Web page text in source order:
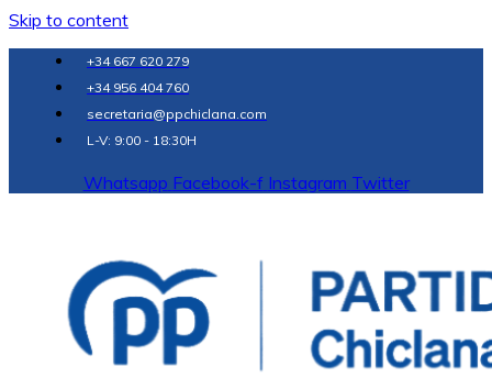
Skip to content
+34 667 620 279
+34 956 404 760
secretaria@ppchiclana.com
L-V: 9:00 - 18:30H
Whatsapp Facebook-f Instagram Twitter